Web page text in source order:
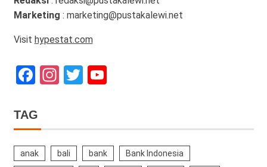
Marketing : marketing@pustakalewi.net
Visit hypestat.com
Facebook
Instagram
TwitterYouTube
TAG
anak bali bank Bank Indonesia